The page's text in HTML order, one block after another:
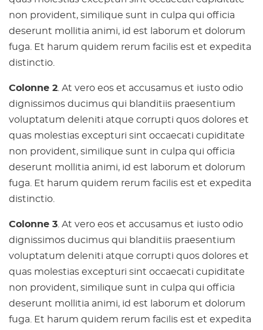
non provident, similique sunt in culpa qui officia
deserunt mollitia animi, id est laborum et dolorum
fuga. Et harum quidem rerum facilis est et expedita
distinctio.
Colonne 2 . At vero eos et accusamus et iusto odio
dignissimos ducimus qui blanditiis praesentium
voluptatum deleniti atque corrupti quos dolores et
quas molestias excepturi sint occaecati cupiditate
non provident, similique sunt in culpa qui officia
deserunt mollitia animi, id est laborum et dolorum
fuga. Et harum quidem rerum facilis est et expedita
distinctio.
Colonne 3 . At vero eos et accusamus et iusto odio
dignissimos ducimus qui blanditiis praesentium
voluptatum deleniti atque corrupti quos dolores et
quas molestias excepturi sint occaecati cupiditate
non provident, similique sunt in culpa qui officia
deserunt mollitia animi, id est laborum et dolorum
fuga. Et harum quidem rerum facilis est et expedita